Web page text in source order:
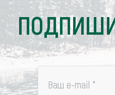
Ваш e-mail *